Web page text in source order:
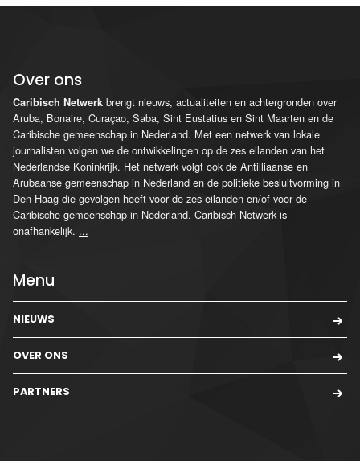
Over ons
Caribisch Netwerk brengt nieuws, actualiteiten en achtergronden over
Aruba, Bonaire, Curaçao, Saba, Sint Eustatius en Sint Maarten en de
Caribische gemeenschap in Nederland. Met een netwerk van lokale
journalisten volgen we de ontwikkelingen op de zes eilanden van het
Nederlandse Koninkrijk. Het netwerk volgt ook de Antilliaanse en
Arubaanse gemeenschap in Nederland en de politieke besluitvorming in
Den Haag die gevolgen heeft voor de zes eilanden en/of voor de
Caribische gemeenschap in Nederland. Caribisch Netwerk is
onafhankelijk. ...
Menu
NIEUWS
OVER ONS
PARTNERS